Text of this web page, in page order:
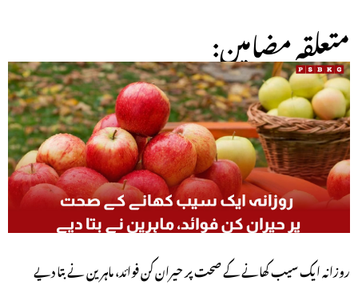
:متعلقہ مضامین
روزانہ ایک سیب کھانے کے صحت پر حیران کن فوائد، ماہرین نے بتا دیے